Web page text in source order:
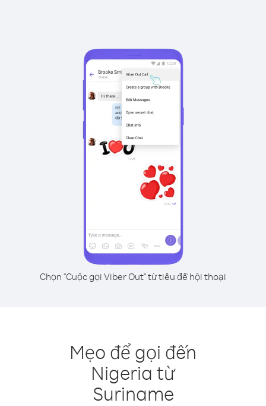
Chọn "Cuộc gọi Viber Out" từ tiêu đề hội thoại
Mẹo để gọi đến
Nigeria từ
Suriname